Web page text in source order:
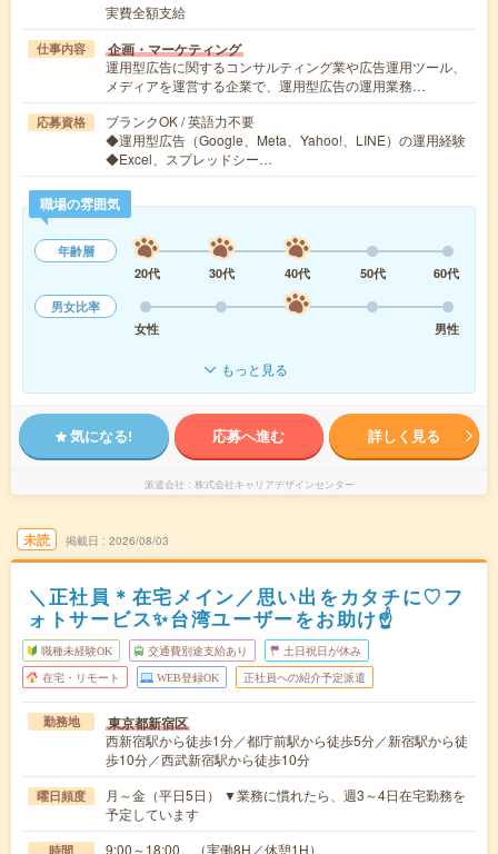
実費全額支給
仕事内容 企画・マーケティング
運用型広告に関するコンサルティング業や広告運用ツール、
メディアを運営する企業で、運用型広告の運用業務…
応募資格
ブランクOK / 英語力不要
◆運用型広告（Google、Meta、Yahoo!、LINE）の運用経験
◆Excel、スプレッドシー…
職場の雰囲気
年齢層
20代
30代 40代 50代
60代
男女比率
女性
男性
もっと見る
気になる! 応募へ進む 詳しく見る
派遣会社 株式会社キャリアデザインセンター
未読 掲載日 2026/08/03
＼正社員＊在宅メイン／思い出をカタチに♡フ
ォトサービス✨台湾ユーザーをお助け☝
職種未経験OK 交通費別途支給あり 土日祝日が休み
在宅・リモート WEB登録OK 正社員への紹介予定派遣
勤務地 東京都新宿区
西新宿駅から徒歩1分／都庁前駅から徒歩5分／新宿駅から徒
歩10分／西武新宿駅から徒歩10分
曜日頻度
月～金（平日5日） ▼業務に慣れたら、週3～4日在宅勤務を
予定しています
時間 9:00～18:00 （実働8H／休憩1H）